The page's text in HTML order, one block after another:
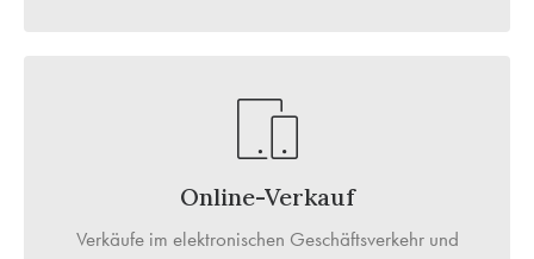
Online-Verkauf
Verkäufe im elektronischen Geschäftsverkehr und